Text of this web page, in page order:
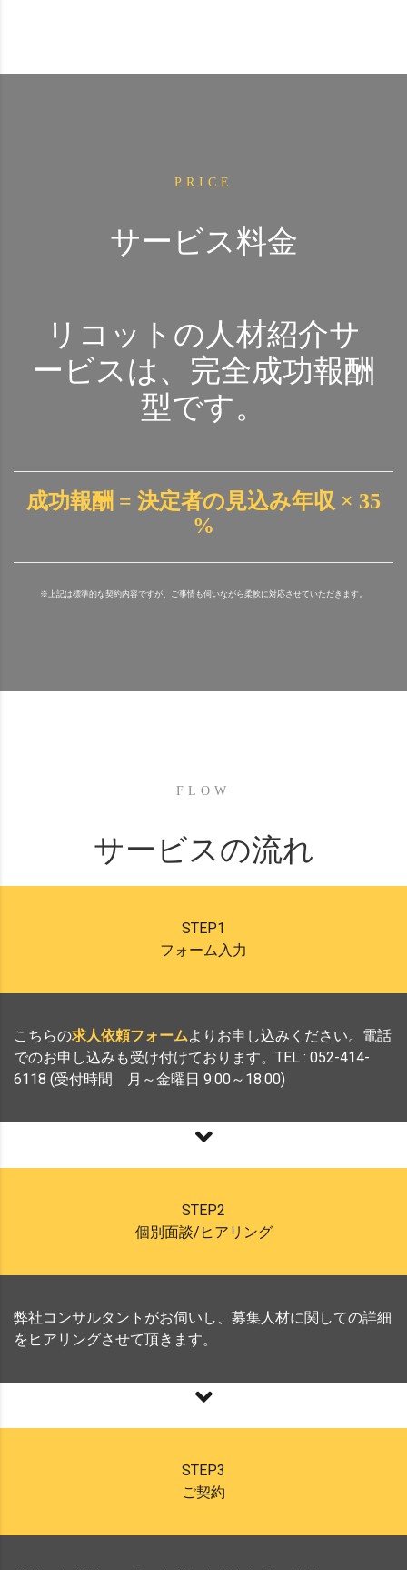
PRICE
サービス料金
リコットの人材紹介サ
ービスは、完全成功報酬
型です。
成功報酬 = 決定者の見込み年収 × 35
%
※上記は標準的な契約内容ですが、ご事情も伺いながら柔軟に対応させていただきます。
FLOW
サービスの流れ
STEP1
フォーム入力
こちらの求人依頼フォームよりお申し込みください。電話
でのお申し込みも受け付けております。TEL : 052-414-
6118 (受付時間 月～金曜日 9:00～18:00)
STEP2
個別面談/ヒアリング
弊社コンサルタントがお伺いし、募集人材に関しての詳細
をヒアリングさせて頂きます。
STEP3
ご契約